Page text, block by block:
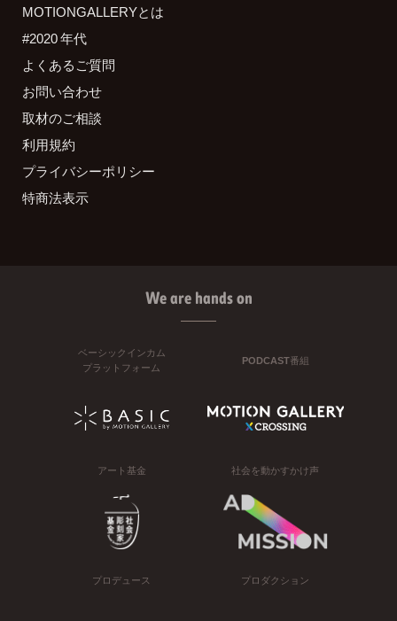
MOTIONGALLERYとは
#2020 年代
よくあるご質問
お問い合わせ
取材のご相談
利用規約
プライバシーポリシー
特商法表示
We are hands on
ベーシックインカム
プラットフォーム
PODCAST番組
アート基金 社会を動かすかけ声
プロデュース プロダクション